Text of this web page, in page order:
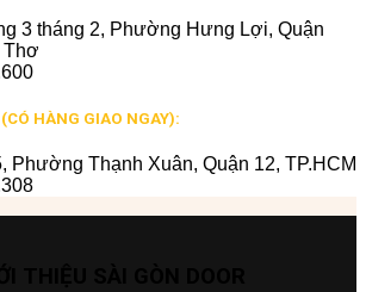
3 tháng 2, Phường Hưng Lợi, Quận
Thơ
HÀNG GIAO NGAY):
Phường Thạnh Xuân, Quận 12, TP.HCM